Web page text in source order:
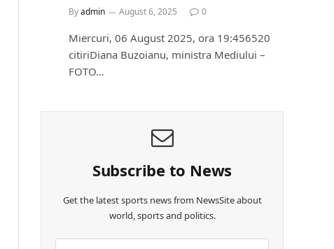
Byadmin August 6, 2025 0
Miercuri, 06 August 2025, ora 19:456520
citiriDiana Buzoianu, ministra Mediului –
FOTO…
Subscribe to News
Get the latest sports news from NewsSite about
world, sports and politics.